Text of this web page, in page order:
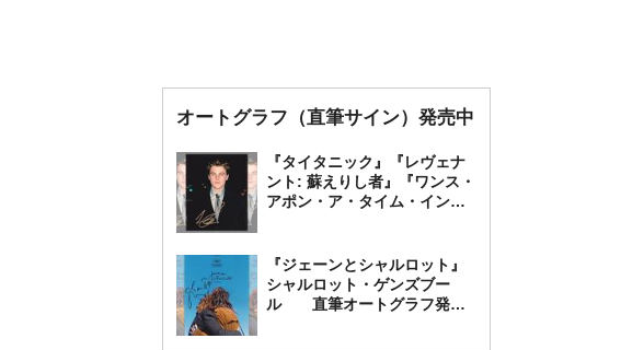
オートグラフ（直筆サイン）発売中
『タイタニック』『レヴェナ
ント: 蘇えりし者』『ワンス・
アポン・ア・タイム・イン・
フ発売中
『ジェーンとシャルロット』
シャルロット・ゲンズブー
ル 直筆オートグラフ発売